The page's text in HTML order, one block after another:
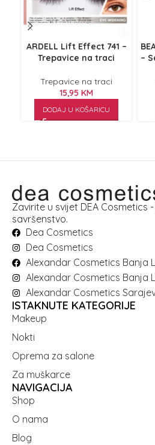
ARDELL Lift Effect 741 –
Trepavice na traci
Trepavice na traci
15,95 KM
DODAJ U KOŠARICU
–
Zavirite u svijet DEA Cosmetics
savršenstvo.
Dea Cosmetics
Dea Cosmetics
Alexandar Cosmetics Banja
Alexandar Cosmetics Banja
Alexandar Cosmetics
ISTAKNUTE KATEGORIJE
Makeup
Nokti
Oprema za salone
Za muškarce
NAVIGACIJA
Shop
O nama
Blog